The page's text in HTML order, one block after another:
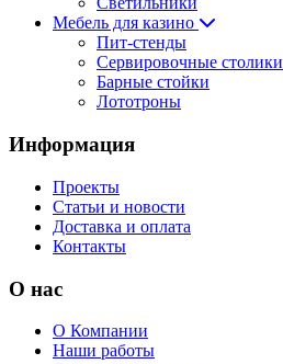
Мебель для казино
Пит-стенды
Сервировочные столики
Барные стойки
Лототроны
Информация
Проекты
Статьи и новости
Доставка и оплата
Контакты
О нас
О Компании
Наши работы